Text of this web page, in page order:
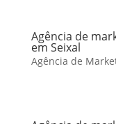
Agência de
em Seixal
Agência de